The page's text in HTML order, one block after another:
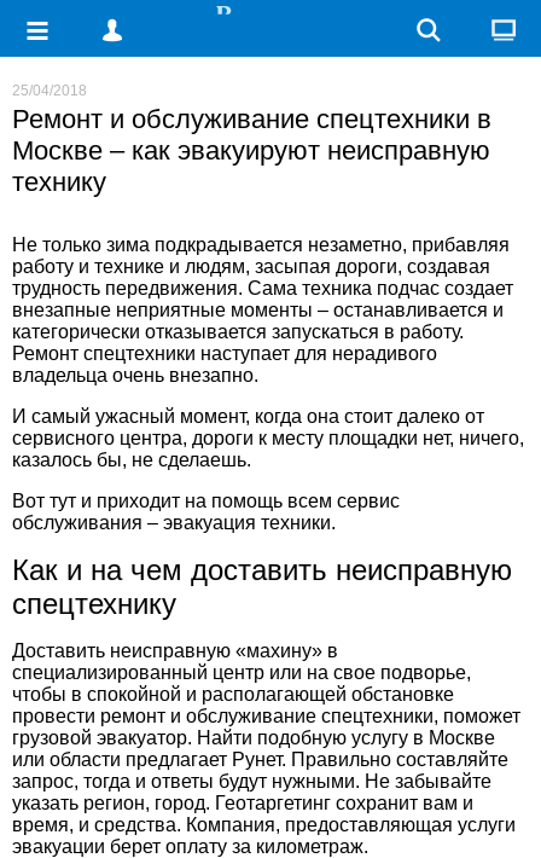
25/04/2018
Ремонт и обслуживание спецтехники в
Москве – как эвакуируют неисправную
технику
Не только зима подкрадывается незаметно, прибавляя
работу и технике и людям, засыпая дороги, создавая
трудность передвижения. Сама техника подчас создает
внезапные неприятные моменты – останавливается и
категорически отказывается запускаться в работу.
Ремонт спецтехники наступает для нерадивого
владельца очень внезапно.
И самый ужасный момент, когда она стоит далеко от
сервисного центра, дороги к месту площадки нет, ничего,
казалось бы, не сделаешь.
Вот тут и приходит на помощь всем сервис
обслуживания – эвакуация техники.
Как и на чем доставить неисправную
спецтехнику
Доставить неисправную «махину» в
специализированный центр или на свое подворье,
чтобы в спокойной и располагающей обстановке
провести ремонт и обслуживание спецтехники, поможет
грузовой эвакуатор. Найти подобную услугу в Москве
или области предлагает Рунет. Правильно составляйте
запрос, тогда и ответы будут нужными. Не забывайте
указать регион, город. Геотаргетинг сохранит вам и
время, и средства. Компания, предоставляющая услуги
эвакуации берет оплату за километраж.